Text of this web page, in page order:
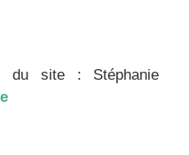
du site : Stéphanie